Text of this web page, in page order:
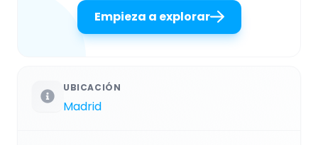
Empieza a explorar
UBICACIÓN
Madrid